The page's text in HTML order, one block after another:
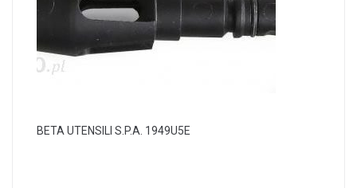
BETA UTENSILI S.P.A. 1949U5E